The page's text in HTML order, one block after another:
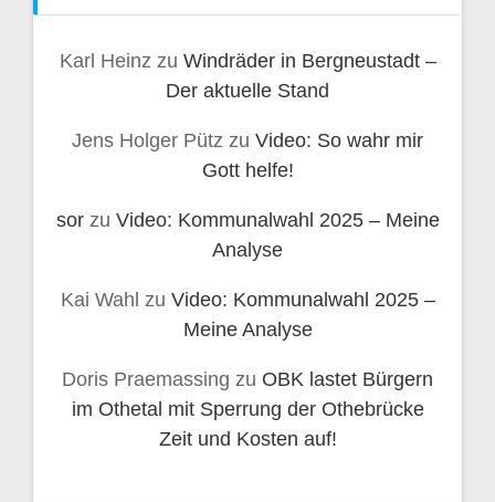
Karl Heinz zu Windräder in Bergneustadt –
Der aktuelle Stand
Jens Holger Pütz zu Video: So wahr mir
Gott helfe!
sorzu Video: Kommunalwahl 2025 – Meine
Analyse
Kai Wahl zu Video: Kommunalwahl 2025 –
Meine Analyse
Doris Praemassing zu OBK lastet Bürgern
im Othetal mit Sperrung der Othebrücke
Zeit und Kosten auf!